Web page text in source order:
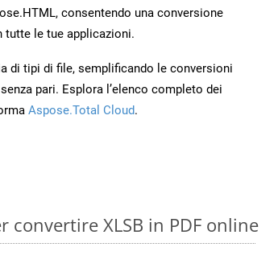
consentendo una conversione
le tue applicazioni.
di tipi di file, semplificando le conversioni
pari. Esplora l’elenco completo dei
Aspose.Total Cloud.
convertire XLSB in PDF online